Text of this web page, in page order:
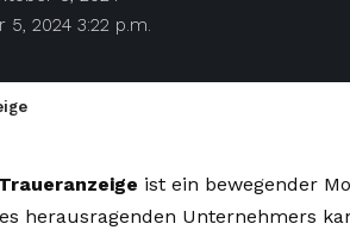
2024 3:22 p.m.
ist ein bewegender
herausragenden Unternehmers